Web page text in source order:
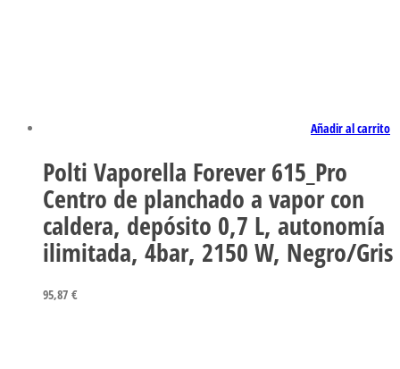
Añadir al carrito
Polti Vaporella Forever 615_Pro
Centro de planchado a vapor con
caldera, depósito 0,7 L, autonomía
ilimitada, 4bar, 2150 W, Negro/Gris
95,87 €